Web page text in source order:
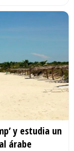
y estudia un
árabe